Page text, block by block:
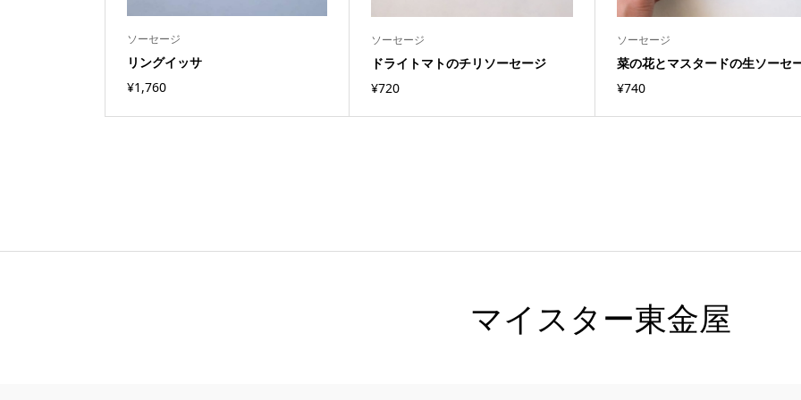
ソーセージ
リングイッサ
¥1,760
ソーセージ
ドライトマトのチリソーセージ
¥720
ソーセージ
菜の花とマスタードの生ソーセ
¥740
マイスター東金屋